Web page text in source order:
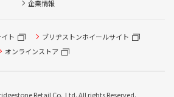
企業情報
ト
ブリヂストンホイールサイト
オンラインストア
Retail Co.,Ltd. All rights Reserved.
検/タイヤ履き替え/オイル交換/その他